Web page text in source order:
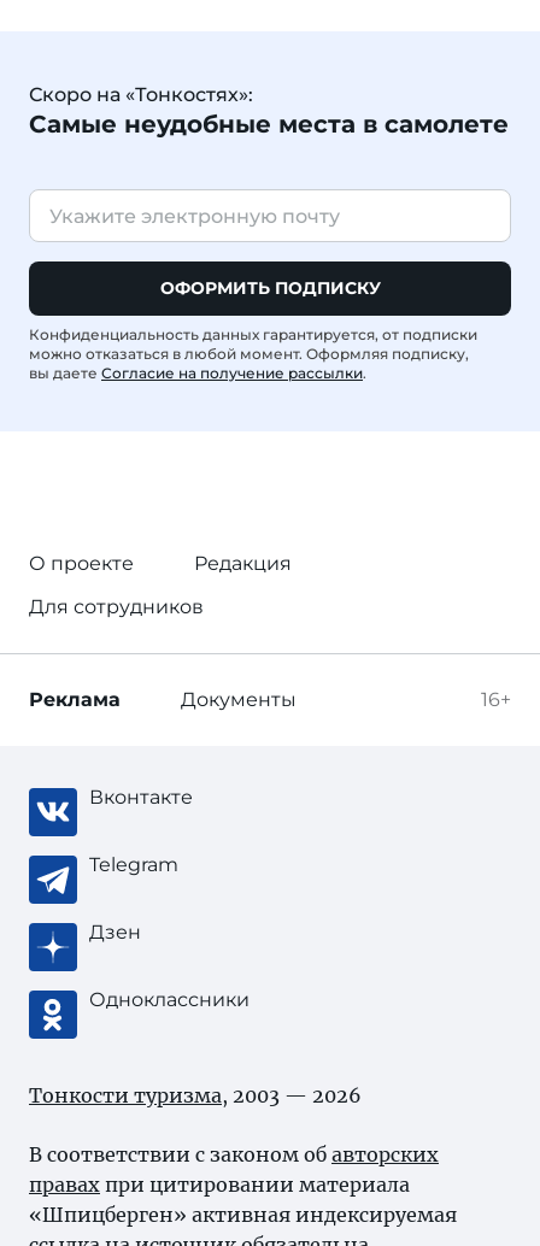
Скоро на «Тонкостях»:
Самые неудобные места в самолете
ОФОРМИТЬ ПОДПИСКУ
Конфиденциальность данных гарантируется, от подписки
можно отказаться в любой момент. Оформляя подписку,
вы даете Согласие на получение рассылки.
О проекте
Редакция
Для сотрудников
16+
Реклама Документы
Вконтакте
Telegram
Дзен
Одноклассники
Тонкости туризма, 2003 — 2026
В соответствии с законом об авторских
правах при цитировании материала
«Шпицберген» активная индексируемая